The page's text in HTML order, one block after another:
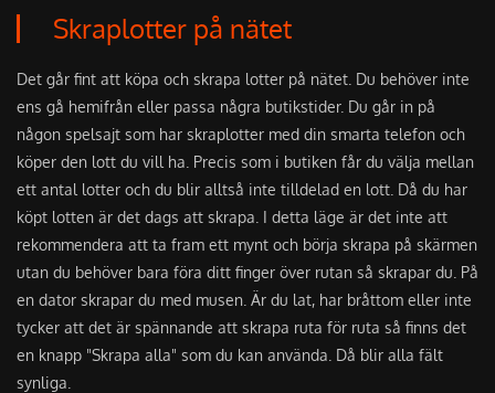
Skraplotter på nätet
Det går fint att köpa och skrapa lotter på nätet. Du behöver inte
ens gå hemifrån eller passa några butikstider. Du går in på
någon spelsajt som har skraplotter med din smarta telefon och
köper den lott du vill ha. Precis som i butiken får du välja mellan
ett antal lotter och du blir alltså inte tilldelad en lott. Då du har
köpt lotten är det dags att skrapa. I detta läge är det inte att
rekommendera att ta fram ett mynt och börja skrapa på skärmen
utan du behöver bara föra ditt finger över rutan så skrapar du. På
en dator skrapar du med musen. Är du lat, har bråttom eller inte
tycker att det är spännande att skrapa ruta för ruta så finns det
en knapp "Skrapa alla" som du kan använda. Då blir alla fält
synliga.